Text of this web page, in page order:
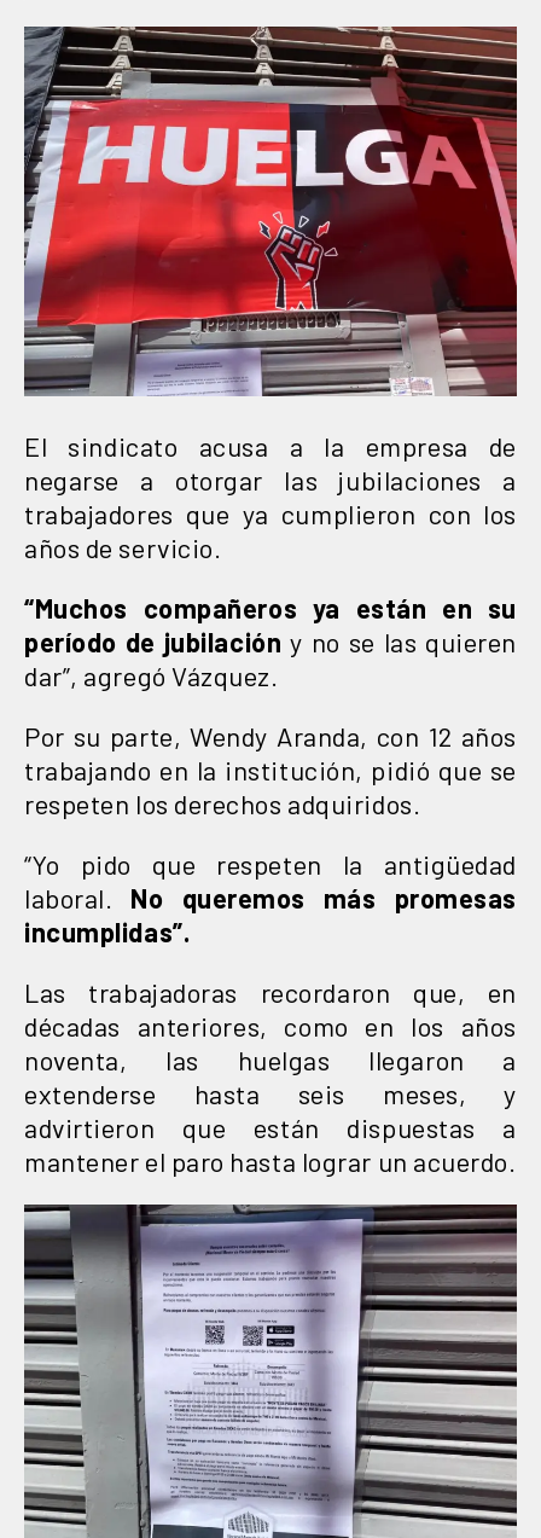
El sindicato acusa a la empresa de
negarse a otorgar las jubilaciones a
trabajadores que ya cumplieron con los
años de servicio.
“Muchos compañeros ya están en su
período de jubilación y no se las quieren
dar”, agregó Vázquez.
Por su parte, Wendy Aranda, con 12 años
trabajando en la institución, pidió que se
respeten los derechos adquiridos.
“Yo pido que respeten la antigüedad
laboral. No queremos más promesas
incumplidas”.
Las trabajadoras recordaron que, en
décadas anteriores, como en los años
noventa, las huelgas llegaron a
extenderse hasta seis meses, y
advirtieron que están dispuestas a
mantener el paro hasta lograr un acuerdo.